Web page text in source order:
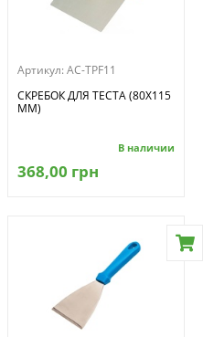
Артикул: AC-TPF11
СКРЕБОК ДЛЯ ТЕСТА (80Х115
ММ)
В наличии
368,00 грн